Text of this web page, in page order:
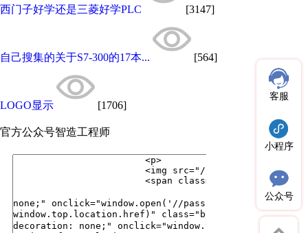
西门子好学还是三菱好学PLC [3147]
自己搜集的关于S7-300的17本... [564]
LOGO显示 [1706]
官方公众号智造工程师
客服
小程序
公众号